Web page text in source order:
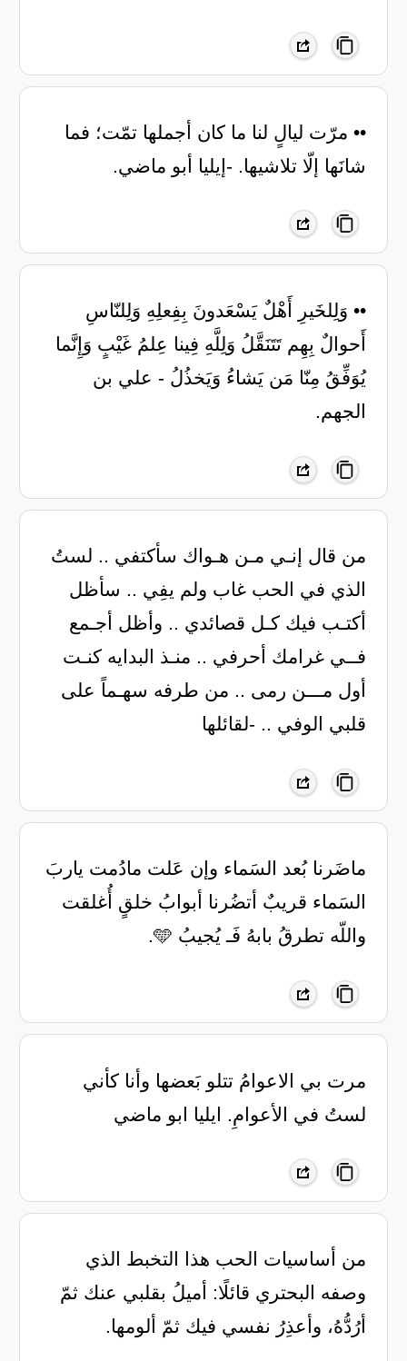
•• مرّت ليالٍ لنا ما كان أجملها تمّت؛ فما
شانَها إلّا تلاشيها. -إيليا أبو ماضي.
•• وَلِلخَيرِ أَهْلٌ يَسْعَدونَ بِفِعلِهِ وَلِلنّاسِ
أَحوالٌ بِهِم تَتَنَقَّلُ وَلِلَّهِ فِينا عِلمُ غَيْبٍ وَإِنَّما
يُوَفِّقُ مِنّا مَن يَشاءُ وَيَخذُلُ - علي بن
الجهم.
من قال إنـي مـن هـواك سأكتفي .. لستُ
الذي في الحب غاب ولم يفِي .. سأظل
أكتـب فيك كـل قصائدي .. وأظل أجـمع
فــي غرامك أحرفي .. منـذ البدايه كنـت
أول مـــن رمى .. من طرفه سهـماً على
قلبي الوفي .. -لقائلها
ماضَرنا بُعد السَماء وإن عَلت مادُمت ياربَ
السَماء قريبٌ أتضُرنا أبوابُ خلقٍ أُغلقت
واللّه تطرقُ بابهُ فَـ يُجيبُ 🩵.
مرت بي الاعوامُ تتلو بَعضها وأنا كأني
لستُ في الأعوامِ. ايليا ابو ماضي
‏من أساسيات الحب هذا التخبط الذي
وصفه البحتري قائلًا: ‏أميلُ بقلبي عنك ثمّ
أرُدُّهُ، وأعذِرُ نفسي فيك ثمّ ألومها.